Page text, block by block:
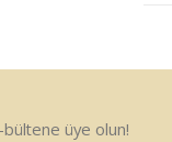
üye olun!